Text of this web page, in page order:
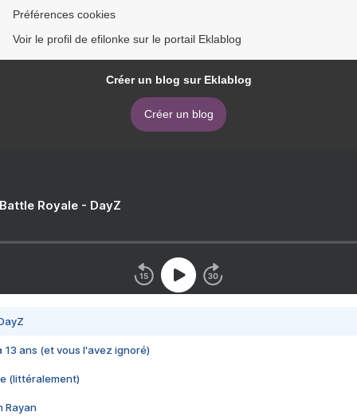
Préférences cookies
Voir le profil de efilonke sur le portail Eklablog
Créer un blog sur Eklablog
Créer un blog
Royale - DayZ
13 ans (et vous l'avez ignoré)
(littéralement)
Rayan